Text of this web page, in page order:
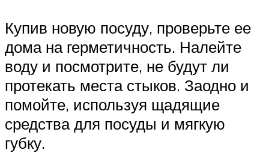
Купив новую посуду, проверьте ее
дома на герметичность. Налейте
воду и посмотрите, не будут ли
протекать места стыков. Заодно и
помойте, используя щадящие
средства для посуды и мягкую
губку.